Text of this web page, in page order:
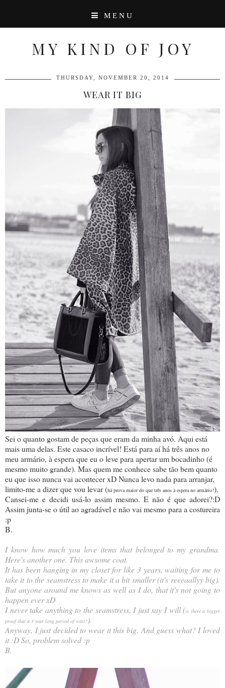
MENU
MY KIND OF JOY
THURSDAY, NOVEMBER 20, 2014
WEAR IT BIG
Sei o quanto gostam de peças que eram da minha avó. Aqui está
mais uma delas. Este casaco incrível! Está para aí há três anos no
meu armário, à espera que eu o leve para apertar um bocadinho (é
mesmo muito grande). Mas quem me conhece sabe tão bem quanto
eu que isso nunca vai acontecer xD Nunca levo nada para arranjar,
limito-me a dizer que vou levar (há prova maior do que três anos à espera no armário?).
Cansei-me e decidi usá-lo assim mesmo. E não é que adorei?:D
Assim junta-se o útil ao agradável e não vai mesmo para a costureira
:p
B.
I know how much you love items that belonged to my grandma.
Here's another one. This awsome coat.
It has been hanging in my closet for like 3 years, waiting for me to
take it to the seamstress to make it a bit smaller (it's reeeaallyy big).
But anyone around me knows as well as I do, that it's not going to
happen ever xD
I never take anything to the seamstress, I just say I will (is there a bigger
proof that a 3 year long period of wait?).
Anyway, I just decided to wear it this big. And guess what? I loved
it :D So, problem solved :p
B.